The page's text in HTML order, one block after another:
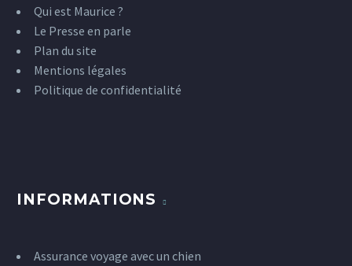
Qui est Maurice ?
Le Presse en parle
Plan du site
Mentions légales
Politique de confidentialité
INFORMATIONS
Assurance voyage avec un chien